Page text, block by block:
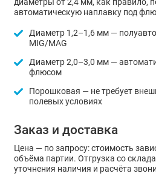
диаметры от 2,4 мм, как правило,
автоматическую наплавку под
Диаметр 1,2–1,6 мм —
MIG/MAG
Диаметр 2,0–3,0 мм —
флюсом
Порошковая — не требует
полевых условиях
Заказ и доставка
Цена — по запросу: стоимость
объёма партии. Отгрузка со
уточнения наличия и расчёта